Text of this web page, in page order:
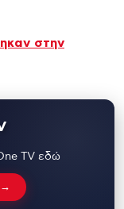
στην
TV εδώ
→